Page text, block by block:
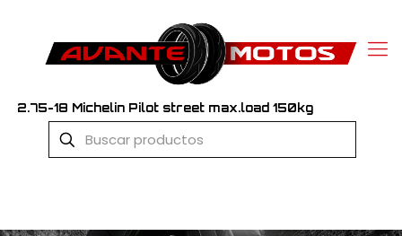
2.75-18 Michelin Pilot street max.load 150kg